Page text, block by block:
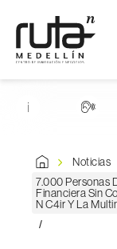
Noticias
7.000 Personas
Financiera Sin
N C4ir Y La